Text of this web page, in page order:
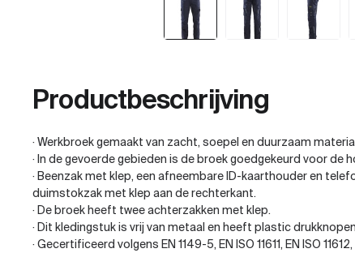
Productbeschrijving
· Werkbroek gemaakt van zacht, soepel en duurzaam
· In de gevoerde gebieden is de broek goedgekeurd voor de
· Beenzak met klep, een afneembare ID-kaarthouder en
duimstokzak met klep aan de rechterkant.
· De broek heeft twee achterzakken met klep.
· Dit kledingstuk is vrij van metaal en heeft plastic
· Gecertificeerd volgens EN 1149-5, EN ISO 11611, EN ISO